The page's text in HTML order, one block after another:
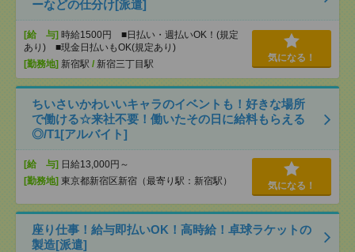
ーなどの仕分け[派遣]
[給 与] 時給1500円 ■日払い・週払いOK！(規定
あり) ■現金日払いもOK(規定あり)
[勤務地] 新宿駅 / 新宿三丁目駅
気になる！
ちいさいかわいいキャラのイベントも！好きな場所
で働ける☆来社不要！働いたその日に給料もらえる
◎/T1[アルバイト]
[給 与] 日給13,000円～
[勤務地] 東京都新宿区新宿（最寄り駅：新宿駅） 気になる！
座り仕事！給与即払いOK！高時給！卓球ラケットの
製造[派遣]